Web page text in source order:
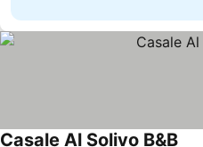
Casale Al Solivo B&B